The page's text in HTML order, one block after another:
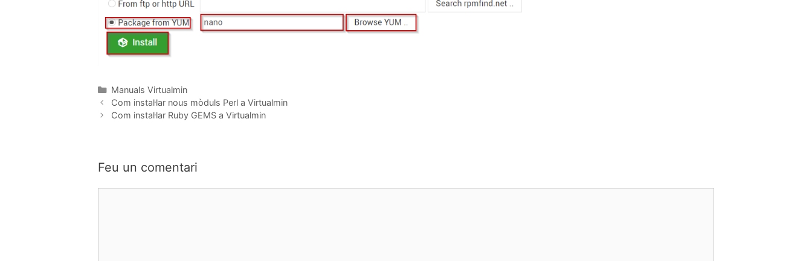
Manuals Virtualmin
Com instal·lar nous mòduls Perl a Virtualmin
Com instal·lar Ruby GEMS a Virtualmin
Feu un comentari